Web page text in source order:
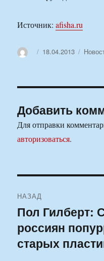
Источник:afisha.ru
АвторОпубликовано
18.04.2013
Добавить
Для отправки
авторизоваться.
по
записям
НАЗАД
Предыдущая
запись:
Пол Гилберт:
россиян
старых